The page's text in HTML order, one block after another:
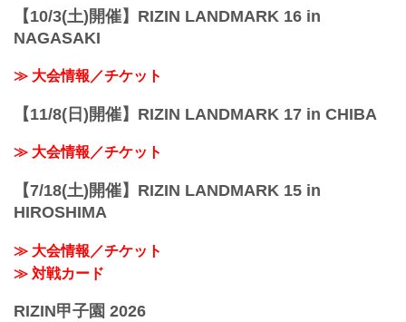
【10/3(土)開催】RIZIN LANDMARK 16 in
NAGASAKI
≫ 大会情報／チケット
【11/8(日)開催】RIZIN LANDMARK 17 in CHIBA
≫ 大会情報／チケット
【7/18(土)開催】RIZIN LANDMARK 15 in
HIROSHIMA
≫ 大会情報／チケット
≫ 対戦カード
RIZIN甲子園 2026